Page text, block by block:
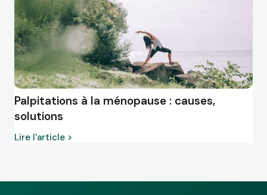
Palpitations à la ménopause : causes,
solutions
Lire l'article >